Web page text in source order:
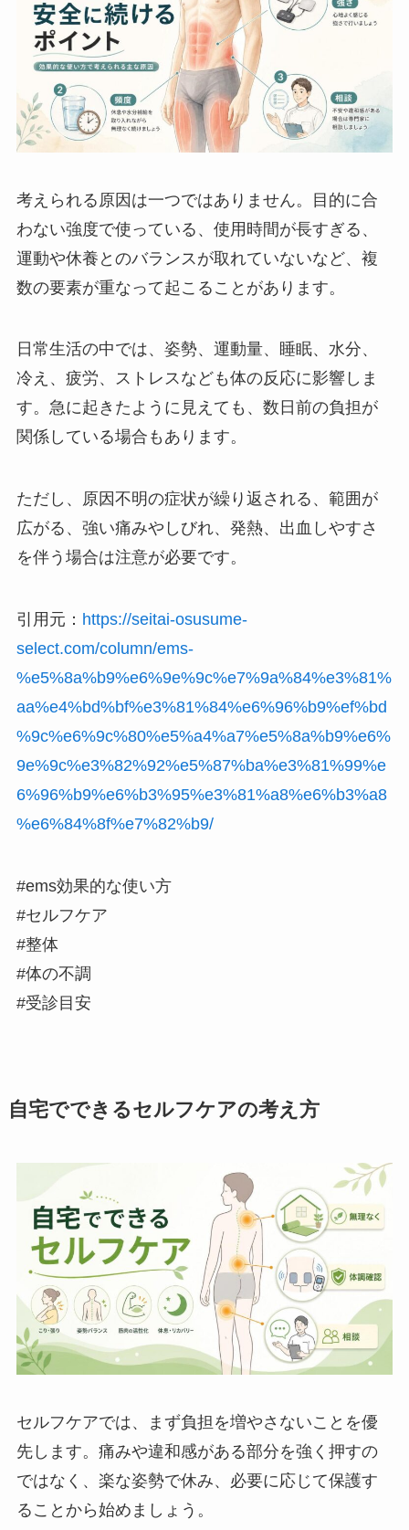
考えられる原因は一つではありません。目的に合
わない強度で使っている、使用時間が長すぎる、
運動や休養とのバランスが取れていないなど、複
数の要素が重なって起こることがあります。
日常生活の中では、姿勢、運動量、睡眠、水分、
冷え、疲労、ストレスなども体の反応に影響しま
す。急に起きたように見えても、数日前の負担が
関係している場合もあります。
ただし、原因不明の症状が繰り返される、範囲が
広がる、強い痛みやしびれ、発熱、出血しやすさ
を伴う場合は注意が必要です。
引用元： https://seitai-osusume-
select.com/column/ems-
%e5%8a%b9%e6%9e%9c%e7%9a%84%e3%81%
aa%e4%bd%bf%e3%81%84%e6%96%b9%ef%bd
%9c%e6%9c%80%e5%a4%a7%e5%8a%b9%e6%
9e%9c%e3%82%92%e5%87%ba%e3%81%99%e
6%96%b9%e6%b3%95%e3%81%a8%e6%b3%a8
%e6%84%8f%e7%82%b9/
#ems効果的な使い方
#セルフケア
#整体
#体の不調
#受診目安
自宅でできるセルフケアの考え方
セルフケアでは、まず負担を増やさないことを優
先します。痛みや違和感がある部分を強く押すの
ではなく、楽な姿勢で休み、必要に応じて保護す
ることから始めましょう。